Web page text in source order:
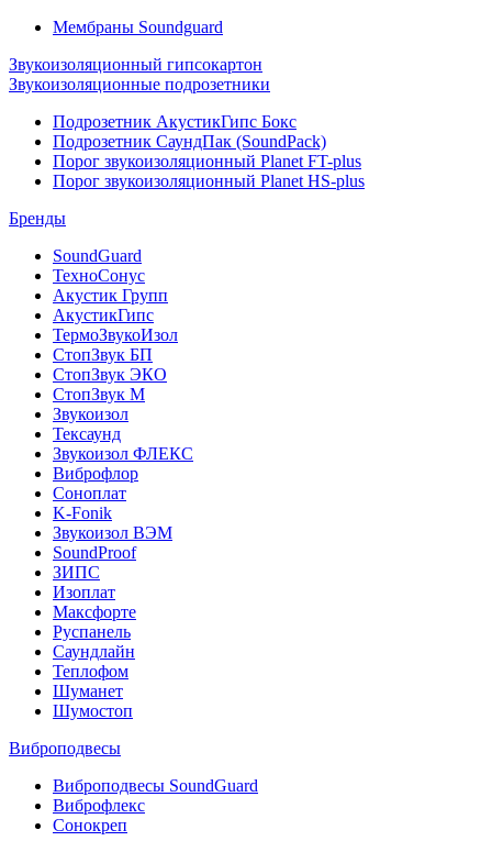
Мембраны Soundguard
Звукоизоляционный гипсокартон
Звукоизоляционные подрозетники
Подрозетник АкустикГипс Бокс
Подрозетник СаундПак (SoundPack)
Порог звукоизоляционный Planet FT-plus
Порог звукоизоляционный Planet HS-plus
Бренды
SoundGuard
ТехноСонус
Акустик Групп
АкустикГипс
ТермоЗвукоИзол
СтопЗвук БП
СтопЗвук ЭКО
СтопЗвук М
Звукоизол
Тексаунд
Звукоизол ФЛЕКС
Виброфлор
Соноплат
K-Fonik
Звукоизол ВЭМ
SoundProof
ЗИПС
Изоплат
Максфорте
Руспанель
Саундлайн
Теплофом
Шуманет
Шумостоп
Виброподвесы
Виброподвесы SoundGuard
Виброфлекс
Сонокреп